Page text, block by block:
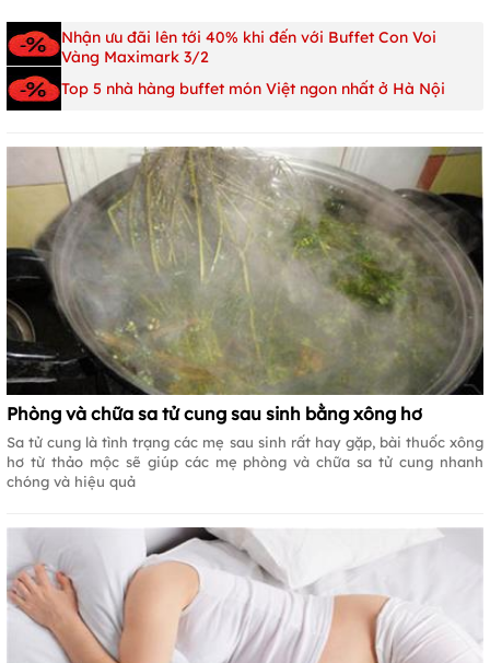
Nhận ưu đãi lên tới 40% khi đến với Buffet Con Voi
Vàng Maximark 3/2
Top 5 nhà hàng buffet món Việt ngon nhất ở Hà Nội
Phòng và chữa sa tử cung sau sinh bằng xông hơ
Sa tử cung là tình trạng các mẹ sau sinh rất hay gặp, bài thuốc xông
hơ từ thảo mộc sẽ giúp các mẹ phòng và chữa sa tử cung nhanh
chóng và hiệu quả